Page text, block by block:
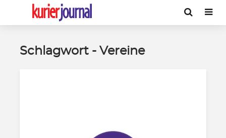
Schlagwort - Vereine